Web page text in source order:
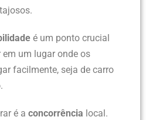
é um ponto crucial
um lugar onde os
facilmente, seja de carro
é a concorrência local.